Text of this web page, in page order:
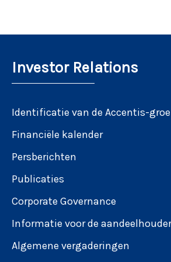
Investor Relations
Identificatie van de Accentis-
Financiële kalender
Persberichten
Publicaties
Corporate Governance
Informatie voor de
Algemene vergaderingen